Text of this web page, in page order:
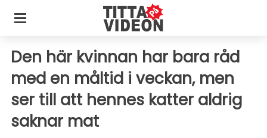
Den här kvinnan har bara råd
med en måltid i veckan, men
ser till att hennes katter aldrig
saknar mat